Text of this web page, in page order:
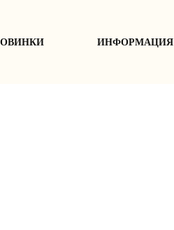
ИНФОРМАЦИЯ